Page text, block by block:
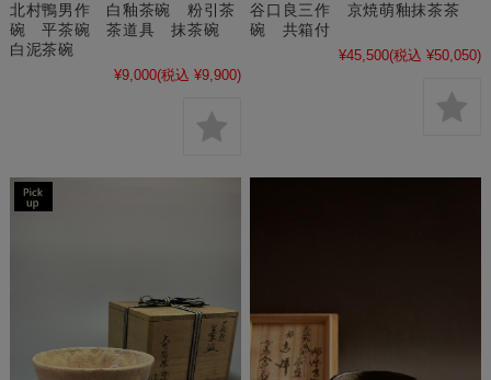
北村鴨男作 白釉茶碗 粉引茶
碗 平茶碗 茶道具 抹茶碗
白泥茶碗
¥9,000(税込 ¥9,900)
谷口良三作 京焼萌釉抹茶茶
碗 共箱付
¥45,500(税込 ¥50,050)